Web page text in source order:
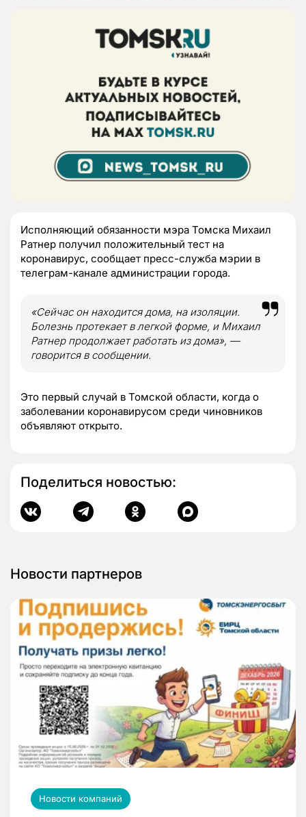
Исполняющий обязанности мэра Томска Михаил
Ратнер получил положительный тест на
коронавирус, сообщает пресс-служба мэрии в
телеграм-канале администрации города.
«Сейчас он находится дома, на изоляции.
Болезнь протекает в легкой форме, и Михаил
Ратнер продолжает работать из дома», —
говорится в сообщении.
Это первый случай в Томской области, когда о
заболевании коронавирусом среди чиновников
объявляют открыто.
Поделиться новостью:
Новости партнеров
Новости компаний